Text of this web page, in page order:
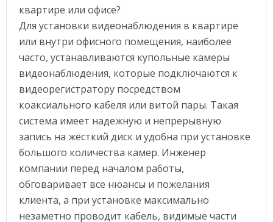
квартире или офисе?
Для установки видеонаблюдения в квартире
или внутри офисного помещения, наиболее
часто, устанавливаются купольные камеры
видеонаблюдения, которые подключаются к
видеорегистратору посредством
коаксиального кабеля или витой пары. Такая
система имеет надежную и непрерывную
запись на жёсткий диск и удобна при установке
большого количества камер. Инженер
компании перед началом работы,
обговаривает все нюансы и пожелания
клиента, а при установке максимально
незаметно проводит кабель, видимые части